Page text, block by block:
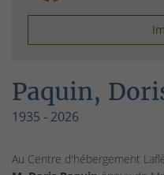
Paquin,
1935 - 2026
Au Centre d'hébergement